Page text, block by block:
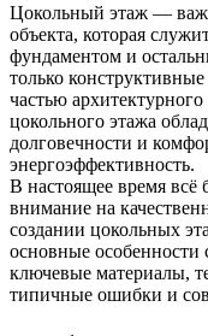
Цокольный этаж —
объекта, которая
фундаментом и
только
частью
цокольного этажа
долговечности и
энергоэффективность.
В настоящее время всё
внимание на
создании цокольных
основные особенности
ключевые материалы,
типичные ошибки и